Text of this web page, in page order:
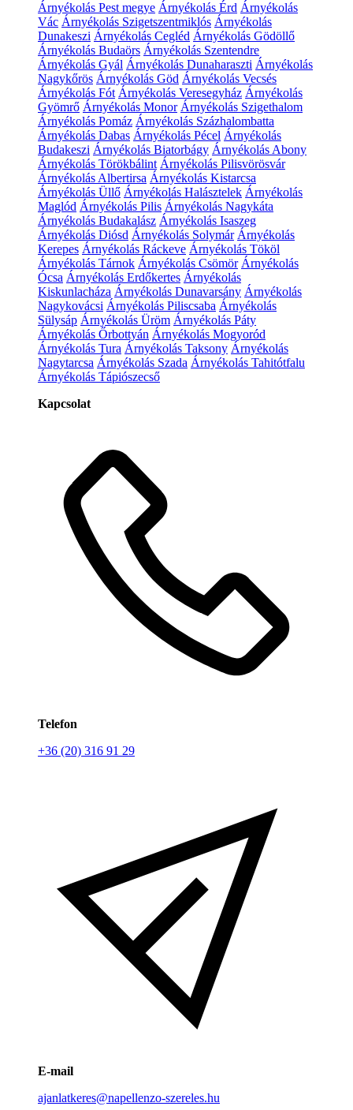
Árnyékolás Pest megye Árnyékolás Érd Árnyékolás
Vác Árnyékolás Szigetszentmiklós Árnyékolás
Dunakeszi Árnyékolás Cegléd Árnyékolás Gödöllő
Árnyékolás Budaörs Árnyékolás Szentendre
Árnyékolás Gyál Árnyékolás Dunaharaszti Árnyékolás
Nagykőrös Árnyékolás Göd Árnyékolás Vecsés
Árnyékolás Fót Árnyékolás Veresegyház Árnyékolás
Gyömrő Árnyékolás Monor Árnyékolás Szigethalom
Árnyékolás Pomáz Árnyékolás Százhalombatta
Árnyékolás Dabas Árnyékolás Pécel Árnyékolás
Budakeszi Árnyékolás Biatorbágy Árnyékolás Abony
Árnyékolás Törökbálint Árnyékolás Pilisvörösvár
Árnyékolás Albertirsa Árnyékolás Kistarcsa
Árnyékolás Üllő Árnyékolás Halásztelek Árnyékolás
Maglód Árnyékolás Pilis Árnyékolás Nagykáta
Árnyékolás Budakalász Árnyékolás Isaszeg
Árnyékolás Diósd Árnyékolás Solymár Árnyékolás
Kerepes Árnyékolás Ráckeve Árnyékolás Tököl
Árnyékolás Tárnok Árnyékolás Csömör Árnyékolás
Ócsa Árnyékolás Erdőkertes Árnyékolás
Kiskunlacháza Árnyékolás Dunavarsány Árnyékolás
Nagykovácsi Árnyékolás Piliscsaba Árnyékolás
Sülysáp Árnyékolás Üröm Árnyékolás Páty
Árnyékolás Őrbottyán Árnyékolás Mogyoród
Árnyékolás Tura Árnyékolás Taksony Árnyékolás
Nagytarcsa Árnyékolás Szada Árnyékolás Tahitótfalu
Árnyékolás Tápiószecső
Kapcsolat
Telefon
+36 (20) 316 91 29
E-mail
ajanlatkeres@napellenzo-szereles.hu